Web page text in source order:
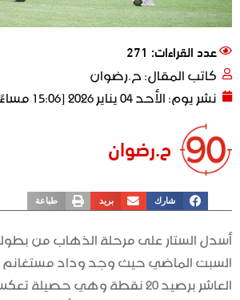
عدد القراءات: 271
كاتب المقال:ح.رضوان
نشر يوم:الأحد 04 يناير 2026 [15:06 مساءً ] بتوقيت الجزائر
ح.رضوان
شارك بريد طباعة
أسدل الستار على مرحلة الذهاب من
السبت الماضي حيث وجد وداد مستغانم
العاشر برصيد 20 نقطة وهي